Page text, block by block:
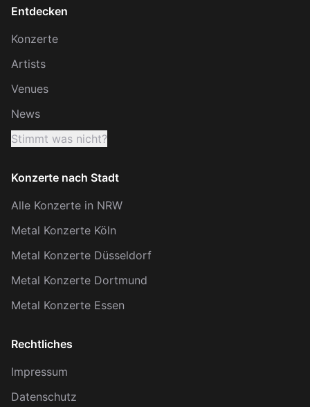
Entdecken
Konzerte
Artists
Venues
News
Stimmt was nicht?
Konzerte nach Stadt
Alle Konzerte in NRW
Metal Konzerte Köln
Metal Konzerte Düsseldorf
Metal Konzerte Dortmund
Metal Konzerte Essen
Rechtliches
Impressum
Datenschutz